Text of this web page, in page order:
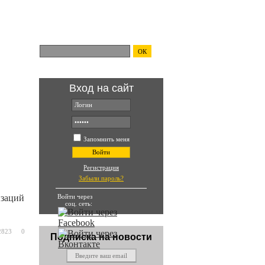
ОК
Вход на сайт
Запомнить меня
Войти
Регистрация
Забыли пароль?
Войти через
соц. сеть:
РНК
0
Подписка на новости